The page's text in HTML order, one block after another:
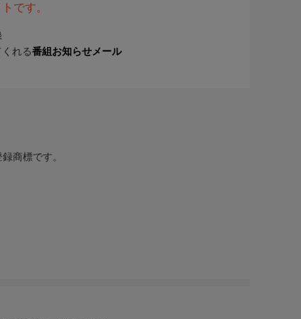
です。
れる番組お知らせメール
商標です。